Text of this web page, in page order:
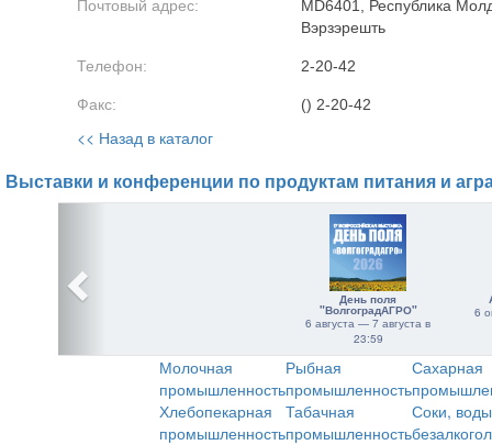
Почтовый адрес:
MD6401, Республика
Вэрзэрешть
Телефон: 2-20-42
Факс: () 2-20-42
<< Назад в каталог
Выставки и конференции по продуктам питания и
День поля
"ВолгоградАГРО"
6 августа — 7 августа в
23:59
6
Молочная
промышленность
Рыбная
промышленность
Сахарная
Хлебопекарная
промышленность
Табачная
промышленность
Соки,